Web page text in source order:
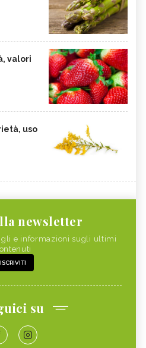
valori
uso
newsletter
e informazioni sugli ultimi
ISCRIVITI
su